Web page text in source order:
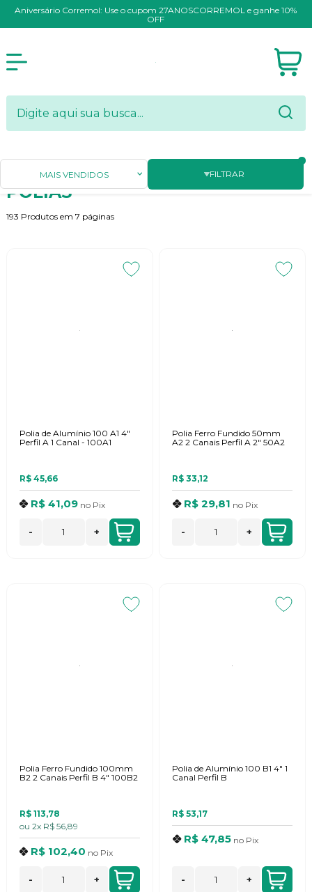
Aniversário Corremol: Use o cupom 27ANOSCORREMOL e ganhe 10%
OFF
Página Inicial POLIAS
POLIAS
193 Produtos em 7 páginas
FILTRAR
MAIS VENDIDOS
Polia de Alumínio 100 A1 4"
Perfil A 1 Canal - 100A1
R$ 45,66
R$ 41,09 no Pix
- +
Polia Ferro Fundido 50mm
A2 2 Canais Perfil A 2" 50A2
R$ 33,12
R$ 29,81 no Pix
- +
Polia Ferro Fundido 100mm
B2 2 Canais Perfil B 4" 100B2
R$ 113,78
ou 2x R$ 56,89
R$ 102,40 no Pix
- +
Polia de Alumínio 100 B1 4" 1
Canal Perfil B
R$ 53,17
R$ 47,85 no Pix
- +